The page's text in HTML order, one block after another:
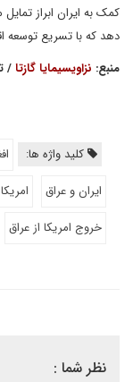
کمک به ایران ابراز
دهد که با تسریع توسعه
منبع: نزاویسیمایا گازتا/
کلید واژه ها:
ایران و عراق
خروج امریکا از عراق
نظر شما :